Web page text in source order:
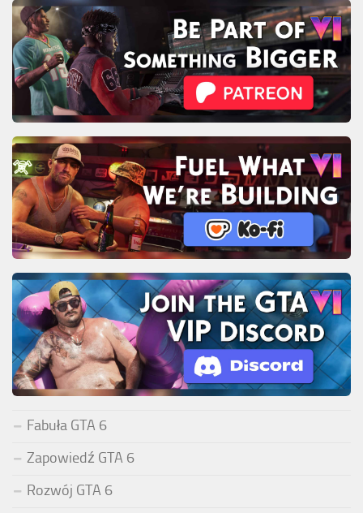
Fabuła GTA 6
Zapowiedź GTA 6
Rozwój GTA 6